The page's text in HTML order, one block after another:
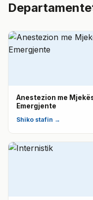
Anestezion me
Emergjente
Shiko stafin →